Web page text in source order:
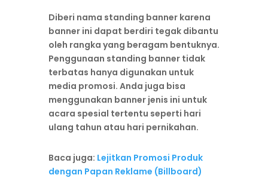
Diberi nama standing banner karena
banner ini dapat berdiri tegak dibantu
oleh rangka yang beragam bentuknya.
Penggunaan standing banner tidak
terbatas hanya digunakan untuk
media promosi. Anda juga bisa
menggunakan banner jenis ini untuk
acara spesial tertentu seperti hari
ulang tahun atau hari pernikahan.
Baca juga: Lejitkan Promosi Produk
dengan Papan Reklame (Billboard)